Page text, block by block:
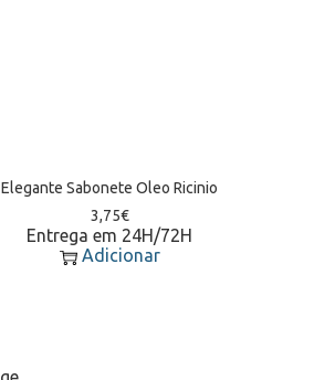
Elegante Sabonete Oleo Ricinio
3,75€
Entrega em 24H/72H
Adicionar